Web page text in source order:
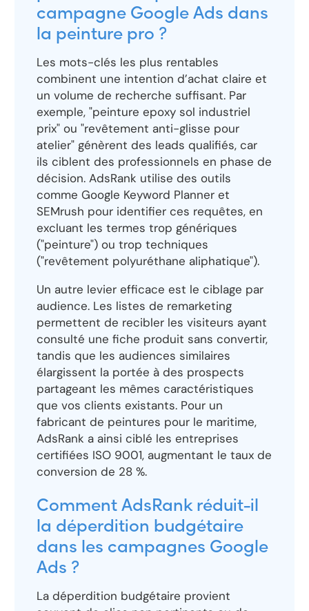
campagne Google Ads dans
la peinture pro ?
Les mots-clés les plus rentables
combinent une intention d’achat claire et
un volume de recherche suffisant. Par
exemple, "peinture epoxy sol industriel
prix" ou "revêtement anti-glisse pour
atelier" génèrent des leads qualifiés, car
ils ciblent des professionnels en phase de
décision. AdsRank utilise des outils
comme Google Keyword Planner et
SEMrush pour identifier ces requêtes, en
excluant les termes trop génériques
("peinture") ou trop techniques
("revêtement polyuréthane aliphatique").
Un autre levier efficace est le ciblage par
audience. Les listes de remarketing
permettent de recibler les visiteurs ayant
consulté une fiche produit sans convertir,
tandis que les audiences similaires
élargissent la portée à des prospects
partageant les mêmes caractéristiques
que vos clients existants. Pour un
fabricant de peintures pour le maritime,
AdsRank a ainsi ciblé les entreprises
certifiées ISO 9001, augmentant le taux de
conversion de 28 %.
Comment AdsRank réduit-il
la déperdition budgétaire
dans les campagnes Google
Ads ?
La déperdition budgétaire provient